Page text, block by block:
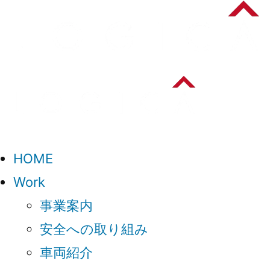
HOME
Work
事業案内
安全への取り組み
車両紹介